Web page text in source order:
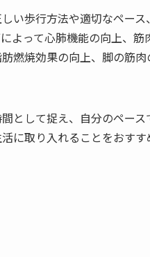
い歩行方法や適切なペー
よって心肺機能の向上、
燃焼効果の向上、脚の筋
として捉え、自分のペー
に取り入れることをおすす